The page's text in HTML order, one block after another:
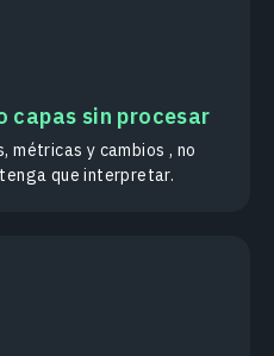
capas sin procesar
métricas y cambios , no
que interpretar.